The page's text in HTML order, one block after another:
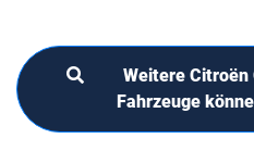
Weitere Citroën
Fahrzeuge